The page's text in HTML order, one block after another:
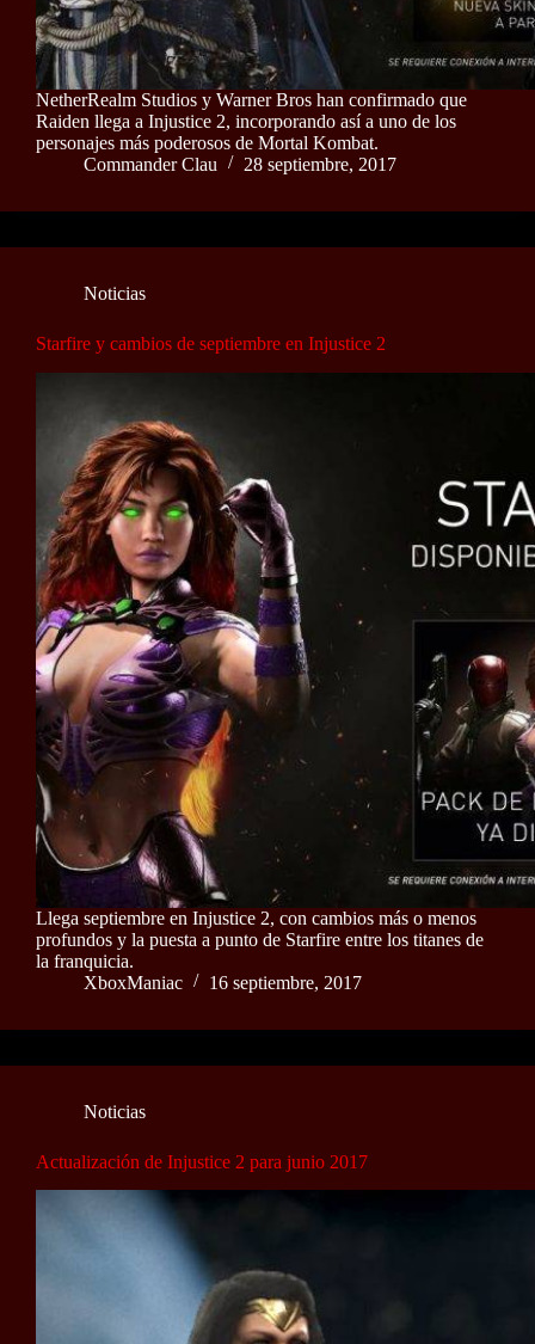
NetherRealm Studios y Warner Bros han confirmado que
Raiden llega a Injustice 2, incorporando así a uno de los
personajes más poderosos de Mortal Kombat.
Commander Clau
28 septiembre, 2017
Noticias
Starfire y cambios de septiembre en Injustice 2
Llega septiembre en Injustice 2, con cambios más o menos
profundos y la puesta a punto de Starfire entre los titanes de
la franquicia.
XboxManiac
16 septiembre, 2017
Noticias
Actualización de Injustice 2 para junio 2017